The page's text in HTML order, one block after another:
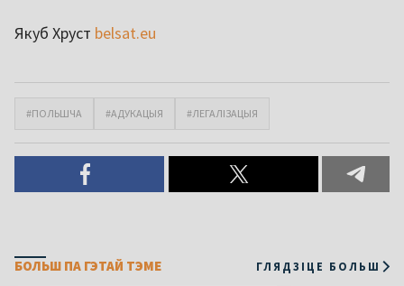
Якуб Хруст belsat.eu
#ПОЛЬШЧА #АДУКАЦЫЯ #ЛЕГАЛІЗАЦЫЯ
БОЛЬШ ПА ГЭТАЙ ТЭМЕ ГЛЯДЗІЦЕ БОЛЬШ